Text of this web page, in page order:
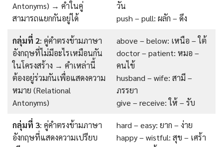
Antonyms) → คำในคู่
สามารถแยกกันอยู่ได้
วัน
push – pull: ผลัก – ดึง
กลุ่มที่ 2: คู่คำตรงข้ามภาษา
อังกฤษที่ไม่มีอะไรเหมือนกัน
ในโครงสร้าง → คำเหล่านี้
ต้องอยู่ร่วมกันเพื่อแสดงความ
หมาย (Relational
Antonyms)
above – below: เหนือ – ใต้
doctor – patient: หมอ –
คนไข้
husband – wife: สามี –
ภรรยา
give – receive: ให้ – รับ
กลุ่มที่ 3: คู่คำตรงข้ามภาษา
อังกฤษที่แสดงความเปรียบ
hard – easy: ยาก – ง่าย
happy – wistful: สุข – เศร้า